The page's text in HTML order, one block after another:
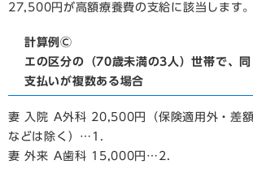
27,500円が高額療養費の支給に該当します。
計算例Ⓒ
エの区分の（70歳未満の3人）世帯で、
支払いが複数ある場合
妻 入院 A外科 20,500円（保険適用外・差
などは除く）…1.
妻 外来 A歯科 15,000円…2.